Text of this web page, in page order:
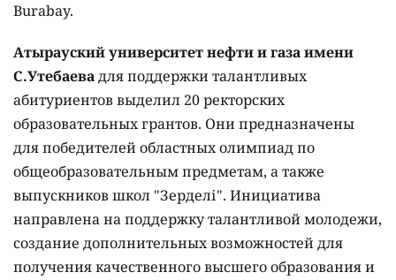
Burabay.
Атырауский университет нефти и газа имени
С.Утебаевадля поддержки талантливых
абитуриентов выделил 20 ректорских
образовательных грантов. Они предназначены
для победителей областных олимпиад по
общеобразовательным предметам, а также
выпускников школ "Зерделі". Инициатива
направлена на поддержку талантливой молодежи,
создание дополнительных возможностей для
получения качественного высшего образования и